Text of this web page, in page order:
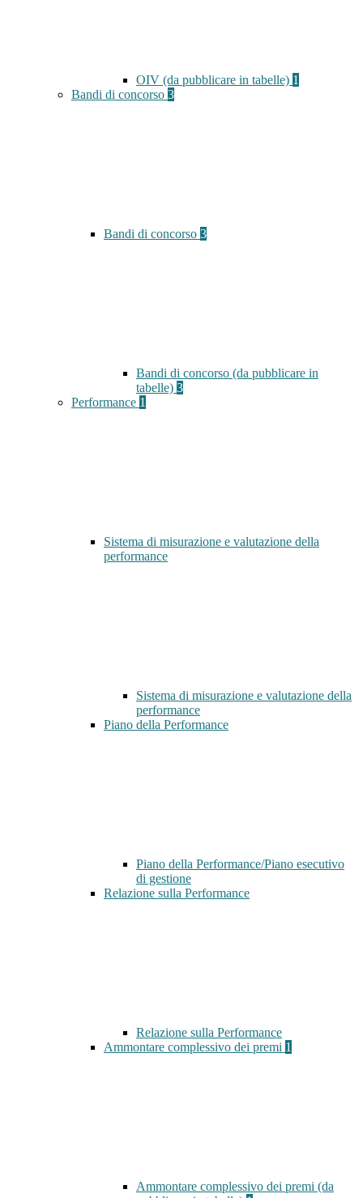
OIV (da pubblicare in tabelle) 1
Bandi di concorso 3
Bandi di concorso 3
Bandi di concorso (da pubblicare in
tabelle) 3
Performance 1
Sistema di misurazione e valutazione della
performance
Sistema di misurazione e valutazione della
performance
Piano della Performance
Piano della Performance/Piano esecutivo
di gestione
Relazione sulla Performance
Relazione sulla Performance
Ammontare complessivo dei premi 1
Ammontare complessivo dei premi (da